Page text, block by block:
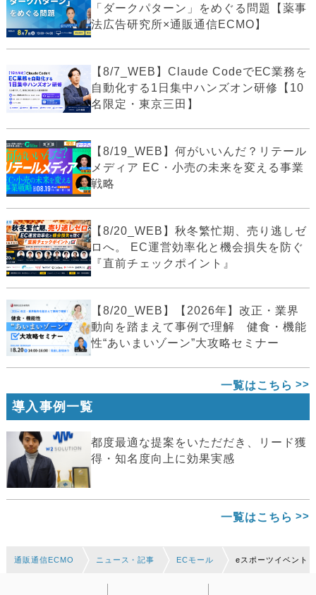
「ダークパターン」をめぐる問題【薬事
法広告研究所×通販通信ECMO】
【8/7_WEB】Claude CodeでEC業務を
自動化する1日集中ハンズオン研修【10
名限定・東京三田】
【8/19_WEB】何がいいんだ？リテール
メディア EC・小売の未来を変える事業
戦略
【8/20_WEB】秋冬繁忙期、売り逃しゼ
ロへ。 EC運営効率化と機会損失を防ぐ
『直前チェックポイント』
【8/20_WEB】【2026年】改正・業界
動向を踏まえて事例で理解 健食・機能
性“あいまいゾーン”大攻略セミナー
一覧はこちら
導入事例一覧
都度最適な提案をいただだき、リード獲
得・知名度向上に効果実感
一覧はこちら
通販通信ECMO ニュース・記事 ECモール eスポーツイベント